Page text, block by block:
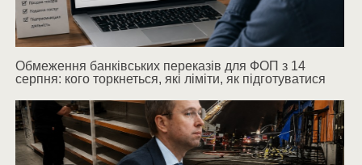
Обмеження банківських переказів для ФОП з 14
серпня: кого торкнеться, які ліміти, як підготуватися